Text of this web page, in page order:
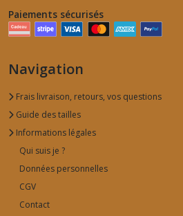
Paiements sécurisés
Navigation
Frais livraison, retours, vos questions
Guide des tailles
Informations légales
Qui suis je ?
Données personnelles
CGV
Contact